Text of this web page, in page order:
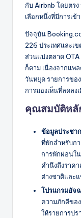
กับ Airbnb โดยตร
เลือกหนึ่งที่มีการเข้
ปัจจุบัน
226 ประเทศและเ
ส่วนแบ่งตลาด OTA
ก็ตาม เนื่องจากแพ
วันหยุด รายการข
การมองเห็นที่ลดลง
คุณสมบัติหลั
ข้อมูลประชา
ที่พักสำหรับก
การพักผ่อนใ
คำนึงถึงราค
ต่างชาติและ
โปรแกรมอัจ
ความภักดีขอ
ให้รายการป